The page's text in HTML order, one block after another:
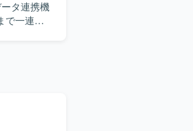
で一連の
る方に
連の工程